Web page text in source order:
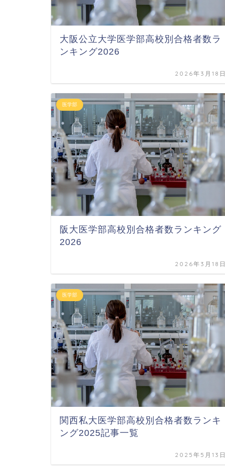
大阪公立大学医学部高校別合格者数ラ
ンキング2026
2026年3月18日
医学部
阪大医学部高校別合格者数ランキング
2026
2026年3月18日
医学部
関西私大医学部高校別合格者数ランキ
ング2025記事一覧
2025年5月13日